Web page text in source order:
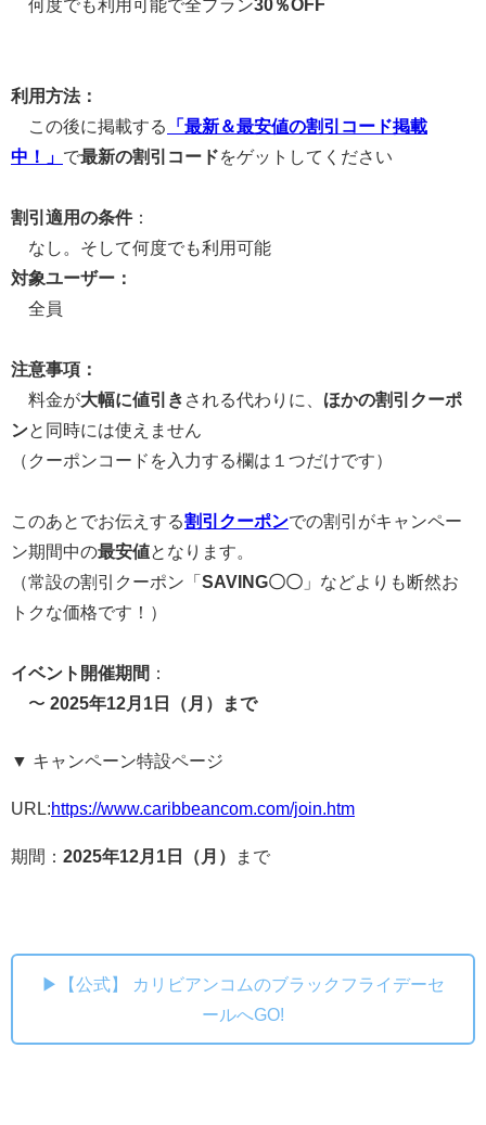
何度でも利用可能で全プラン30％OFF
利用方法：
この後に掲載する
「最新＆最安値の割引コード掲載
中！」 で最新の割引コードをゲットしてください
割引適用の条件：
なし。そして何度でも利用可能
対象ユーザー：
全員
注意事項：
料金が大幅に値引き される代わりに、 ほかの割引クーポ
ンと同時には使えません
（クーポンコードを入力する欄は１つだけです）
このあとでお伝えする割引クーポンでの割引がキャンペー
ン期間中の最安値となります。
（常設の割引クーポン「 SAVING〇〇 」などよりも断然お
トクな価格です！）
イベント開催期間 ：
〜 2025年12月1日（月）まで
▼ キャンペーン特設ページ
URL:https://www.caribbeancom.com/join.htm
期間： 2025年12月1日（月） まで
▶【公式】 カリビアンコムのブラックフライデーセ
ールへGO!